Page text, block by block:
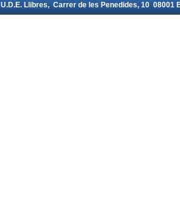
U.D.E. Llibres, Carrer de les Penedides, 10 08001